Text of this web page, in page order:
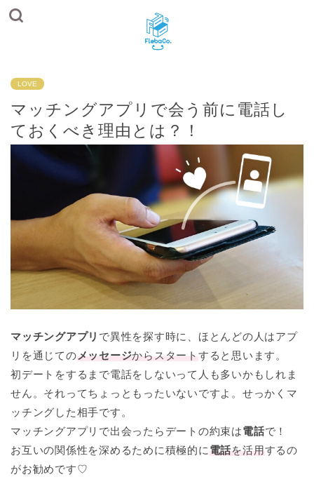
LOVE
マッチングアプリで会う前に電話し
ておくべき理由とは？！
マッチングアプリ で異性を探す時に、ほとんどの人はアプ
リを通じてのメッセージからスタート すると思います。
初デートをするまで電話をしないって人も多いかもしれま
せん。それってちょっともったいないですよ。せっかくマ
ッチングした相手です。
マッチングアプリで出会ったらデートの約束は電話で！
お互いの関係性を深めるために積極的に 電話を活用するの
がお勧めです♡